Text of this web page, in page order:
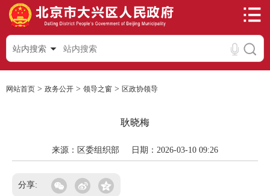
站内搜索
网站首页 > 政务公开 > 领导之窗 > 区政协领导
耿晓梅
来源：区委组织部 日期：2026-03-10 09:26
分享: